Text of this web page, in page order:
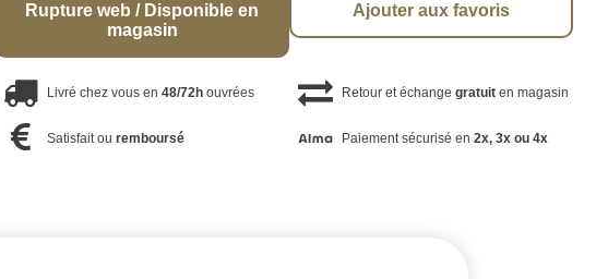
Rupture web / Disponible en
magasin
Ajouter aux favoris
Livré chez vous en48/72h ouvrées Retour et échange gratuiten magasin
Satisfait ouremboursé Paiement sécurisé en 2x, 3x ou 4x